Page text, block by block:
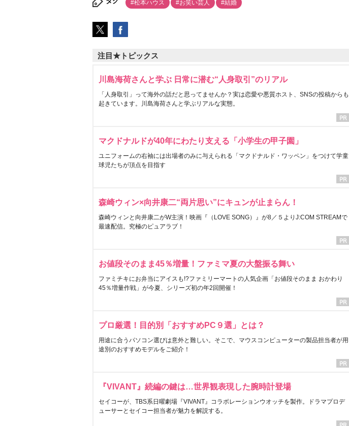
#松本ハウス #お笑い芸人 #結婚
注目★トピックス
川島海荷さんと学ぶ 日常に潜む“人身取引”のリアル
「人身取引」って海外の話だと思ってませんか？実は恋愛や悪質ホスト、SNSの投稿からも
起きています。川島海荷さんと学ぶリアルな実態。
マクドナルドが40年にわたり支える「小学生の甲子園」
ユニフォームの右袖には出場者のみに与えられる「マクドナルド・ワッペン」をつけて学童
球児たちが頂点を目指す
森崎ウィン×向井康二“両片思い”にキュンが止まらん！
森崎ウィンと向井康二がW主演！映画『（LOVE SONG）』が8／５よりJ:COM STREAMで
最速配信。究極のピュアラブ！
お値段そのまま45％増量！ファミマ夏の大盤振る舞い
ファミチキにお弁当にアイスも!?ファミリーマートの人気企画「お値段そのまま おかわり
45％増量作戦」が今夏、シリーズ初の年2回開催！
プロ厳選！目的別「おすすめPC９選」とは？
用途に合うパソコン選びは意外と難しい。そこで、マウスコンピューターの製品担当者が用
途別のおすすめモデルをご紹介！
『VIVANT』続編の鍵は…世界観表現した腕時計登場
セイコーが、TBS系日曜劇場『VIVANT』コラボレーションウオッチを製作。ドラマプロデ
ューサーとセイコー担当者が魅力を解説する。